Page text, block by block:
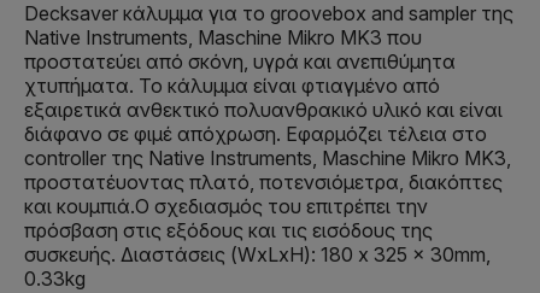
Decksaver κάλυμμα για το groovebox and sampler της
Native Instruments, Maschine Mikro MK3 που
προστατεύει από σκόνη, υγρά και ανεπιθύμητα
χτυπήματα. Το κάλυμμα είναι φτιαγμένο από
εξαιρετικά ανθεκτικό πολυανθρακικό υλικό και είναι
διάφανο σε φιμέ απόχρωση. Εφαρμόζει τέλεια στο
controller της Native Instruments, Maschine Mikro MK3,
προστατέυοντας πλατό, ποτενσιόμετρα, διακόπτες
και κουμπιά.Ο σχεδιασμός του επιτρέπει την
πρόσβαση στις εξόδους και τις εισόδους της
συσκευής. Διαστάσεις (WxLxH): 180 x 325 x 30mm,
0.33kg